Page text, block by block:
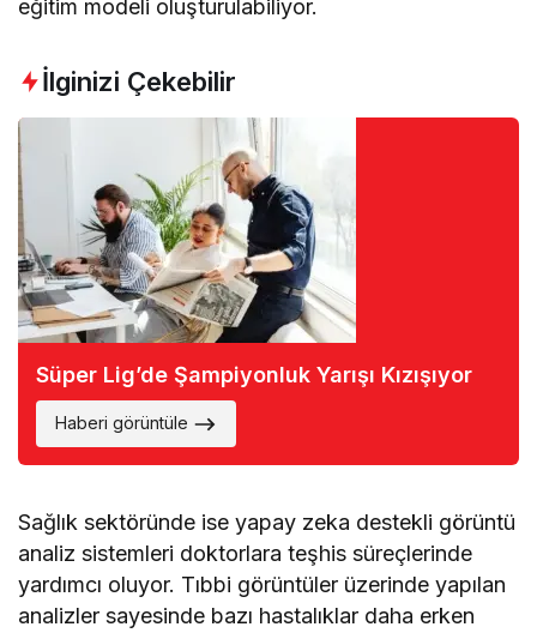
eğitim modeli oluşturulabiliyor.
İlginizi Çekebilir
Süper Lig’de Şampiyonluk Yarışı Kızışıyor
Haberi görüntüle
Sağlık sektöründe ise yapay zeka destekli görüntü
analiz sistemleri doktorlara teşhis süreçlerinde
yardımcı oluyor. Tıbbi görüntüler üzerinde yapılan
analizler sayesinde bazı hastalıklar daha erken